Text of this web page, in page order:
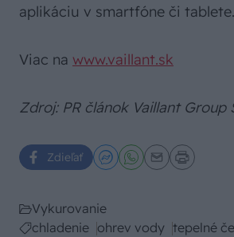
aplikáciu v smartfóne či tablete.
Viac na www.vaillant.sk
Zdroj: PR článok Vaillant Group
Zdieľať
Vykurovanie
chladenie ohrev vody tepelné